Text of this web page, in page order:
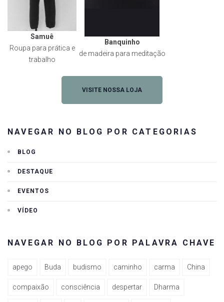
Samuê
Roupa para prática e
trabalho
Banquinho
de madeira para meditação
VISITE NOSSA LOJA
NAVEGAR NO BLOG POR CATEGORIAS
BLOG
DESTAQUE
EVENTOS
VÍDEO
NAVEGAR NO BLOG POR PALAVRA CHAVE
apego Buda budismo caminho carma China
compaixão consciência despertar Dharma